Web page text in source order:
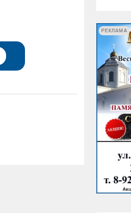
РЕКЛАМА